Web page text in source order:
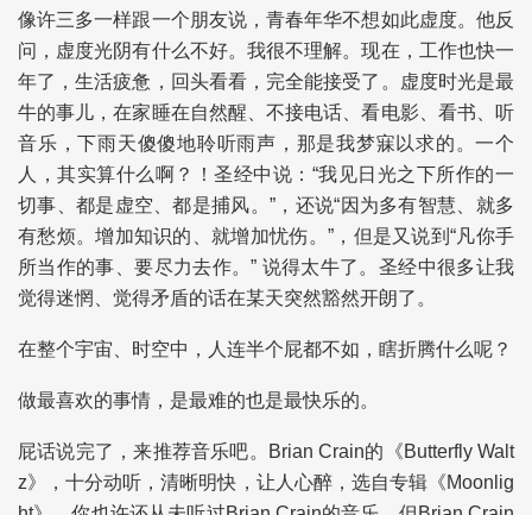
像许三多一样跟一个朋友说，青春年华不想如此虚度。他反
问，虚度光阴有什么不好。我很不理解。现在，工作也快一
年了，生活疲惫，回头看看，完全能接受了。虚度时光是最
牛的事儿，在家睡在自然醒、不接电话、看电影、看书、听
音乐，下雨天傻傻地聆听雨声，那是我梦寐以求的。一个
人，其实算什么啊？！圣经中说：“我见日光之下所作的一
切事、都是虚空、都是捕风。”，还说“因为多有智慧、就多
有愁烦。增加知识的、就增加忧伤。”，但是又说到“凡你手
所当作的事、要尽力去作。” 说得太牛了。圣经中很多让我
觉得迷惘、觉得矛盾的话在某天突然豁然开朗了。
在整个宇宙、时空中，人连半个屁都不如，瞎折腾什么呢？
做最喜欢的事情，是最难的也是最快乐的。
屁话说完了，来推荐音乐吧。Brian Crain的《Butterfly Walt
z》，十分动听，清晰明快，让人心醉，选自专辑《Moonlig